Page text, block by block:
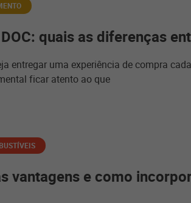
quais as diferenças
entregar uma experiência de compra
ficar atento ao que
vantagens e como